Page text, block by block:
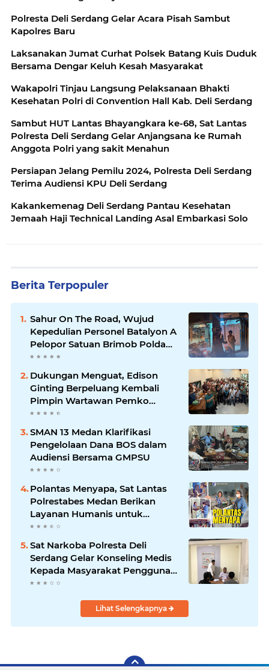
Polresta Deli Serdang Gelar Acara Pisah Sambut
Kapolres Baru
Laksanakan Jumat Curhat Polsek Batang Kuis Duduk
Bersama Dengar Keluh Kesah Masyarakat
Wakapolri Tinjau Langsung Pelaksanaan Bhakti
Kesehatan Polri di Convention Hall Kab. Deli Serdang
Sambut HUT Lantas Bhayangkara ke-68, Sat Lantas
Polresta Deli Serdang Gelar Anjangsana ke Rumah
Anggota Polri yang sakit Menahun
Persiapan Jelang Pemilu 2024, Polresta Deli Serdang
Terima Audiensi KPU Deli Serdang
Kakankemenag Deli Serdang Pantau Kesehatan
Jemaah Haji Technical Landing Asal Embarkasi Solo
Berita Terpopuler
Sahur On The Road, Wujud
Kepedulian Personel Batalyon A
Pelopor Satuan Brimob Polda
Sumut di Dini Hari Ramadhan
Dukungan Menguat, Edison
Ginting Berpeluang Kembali
Pimpin Wartawan Pemko
Medan
SMAN 13 Medan Klarifikasi
Pengelolaan Dana BOS dalam
Audiensi Bersama GMPSU
Polantas Menyapa, Sat Lantas
Polrestabes Medan Berikan
Layanan Humanis untuk
Pendaftaran Pemohon SIM
Sat Narkoba Polresta Deli
Serdang Gelar Konseling Medis
Kepada Masyarakat Pengguna
Narkotika di Posko Kampung
Lihat Selengkapnya